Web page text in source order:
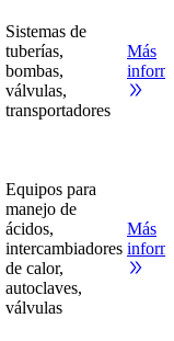
Sistemas de
tuberías,
bombas,
válvulas,
transportadores
Más
Equipos para
manejo de
ácidos,
intercambiadores
de calor,
autoclaves,
válvulas
Más